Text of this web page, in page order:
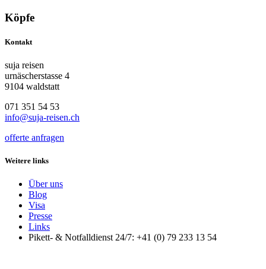
Köpfe
Kontakt
suja reisen
urnäscherstasse 4
9104 waldstatt
071 351 54 53
info@suja-reisen.ch
offerte anfragen
Weitere links
Über uns
Blog
Visa
Presse
Links
Pikett- & Notfalldienst 24/7: +41 (0) 79 233 13 54